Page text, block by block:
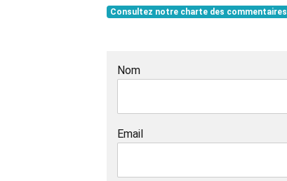
Consultez notre charte des commentaires
Nom
Email